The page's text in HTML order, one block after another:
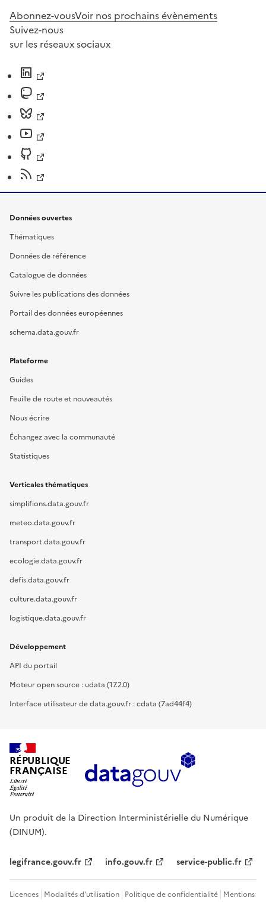
Abonnez-vousVoir nos prochains évènements
Suivez-nous
sur les réseaux sociaux
Données ouvertes
Thématiques
Données de référence
Catalogue de données
Suivre les publications des données
Portail des données européennes
schema.data.gouv.fr
Plateforme
Guides
Feuille de route et nouveautés
Nous écrire
Échangez avec la communauté
Statistiques
Verticales thématiques
simplifions.data.gouv.fr
meteo.data.gouv.fr
transport.data.gouv.fr
ecologie.data.gouv.fr
defis.data.gouv.fr
culture.data.gouv.fr
logistique.data.gouv.fr
Développement
API du portail
Moteur open source : udata (17.2.0)
Interface utilisateur de data.gouv.fr : cdata (7ad44f4)
RÉPUBLIQUE
FRANÇAISE
Un produit de la Direction Interministérielle du Numérique
(DINUM).
legifrance.gouv.fr info.gouv.fr service-public.fr
Licences Modalités d'utilisation Politique de confidentialité Mentions